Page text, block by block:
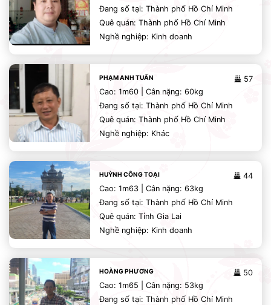
Đang số tại: Thành phố Hồ Chí Minh
Quê quán: Thành phố Hồ Chí Minh
Nghề nghiệp: Kinh doanh
57
PHẠM ANH TUẤN
Cao: 1m60 | Cân nặng: 60kg
Đang số tại: Thành phố Hồ Chí Minh
Quê quán: Thành phố Hồ Chí Minh
Nghề nghiệp: Khác
44
HUỲNH CÔNG TOẠI
Cao: 1m63 | Cân nặng: 63kg
Đang số tại: Thành phố Hồ Chí Minh
Quê quán: Tỉnh Gia Lai
Nghề nghiệp: Kinh doanh
50
HOÀNG PHƯƠNG
Cao: 1m65 | Cân nặng: 53kg
Đang số tại: Thành phố Hồ Chí Minh